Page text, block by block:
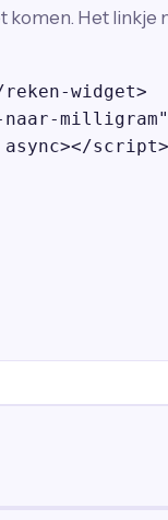
komen. Het linkje
widget>
script>